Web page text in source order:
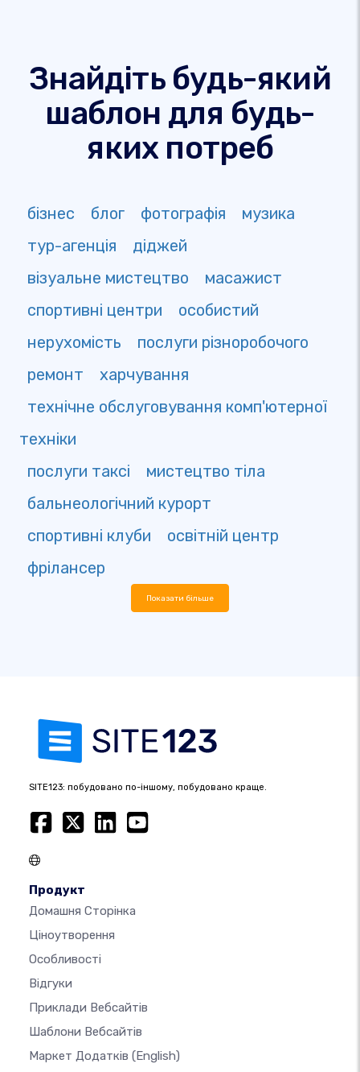
Знайдіть будь-який
шаблон для будь-
яких потреб
бізнес блог фотографія
музика
тур-агенція
діджей
візуальне мистецтво
масажист
спортивні центри
особистий
нерухомість
послуги різноробочого
ремонт
харчування
технічне обслуговування комп'ютерної
техніки
послуги таксі
мистецтво тіла
бальнеологічний курорт
спортивні клуби
освітній центр
фрілансер
Показати більше
SITE123: побудовано по-іншому, побудовано краще.
Продукт
Домашня Сторінка
Ціноутворення
Особливості
Відгуки
Приклади Вебсайтів
Шаблони Вебсайтів
Маркет Додатків (English)